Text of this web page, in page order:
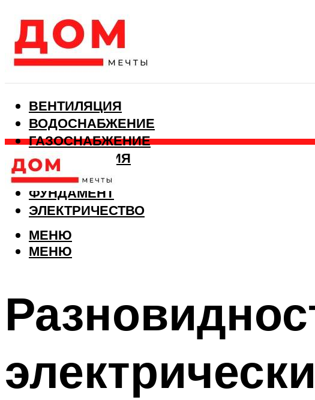
ВЕНТИЛЯЦИЯ
ВОДОСНАБЖЕНИЕ
ГАЗОСНАБЖЕНИЕ
КАНАЛИЗАЦИЯ
ОТОПЛЕНИЕ
ФУНДАМЕНТ
ЭЛЕКТРИЧЕСТВО
МЕНЮ
МЕНЮ